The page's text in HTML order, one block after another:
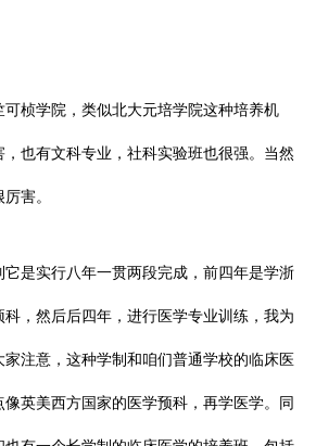
可桢学院 ，类似北大元培学院这种培养机
也有文科专业，社科实验班也很强。当然
害。
是实行八年一贯两段完成，前四年是学浙
，然后后四年，进行医学专业训练，我为
注意，这种学制和咱们普通学校的临床医
英美西方国家的 医学预科 ，再学医学。同